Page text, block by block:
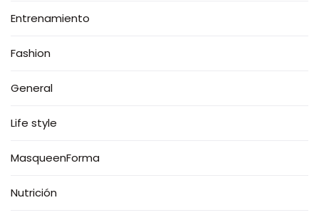
Entrenamiento
Fashion
General
Life style
MasqueenForma
Nutrición